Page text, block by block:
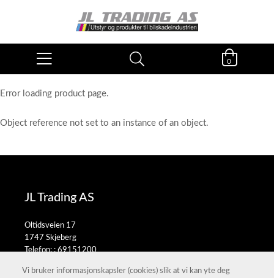
0
Error loading product page.
Object reference not set to an instance of an object.
JL Trading AS
Oltidsveien 17
1747 Skjeberg
Telefon: :69151200
Vi bruker informasjonskapsler (cookies) slik at vi kan yte deg